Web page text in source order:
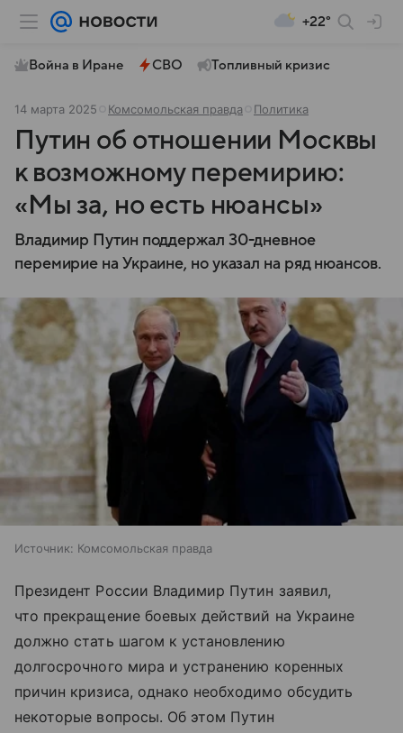
+22°
Война в Иране СВО Топливный кризис
14 марта 2025 Комсомольская правда Политика
Путин об отношении Москвы
к возможному перемирию:
«Мы за, но есть нюансы»
Владимир Путин поддержал 30-дневное
перемирие на Украине, но указал на ряд нюансов.
Источник: Комсомольская правда
Президент России Владимир Путин заявил,
что прекращение боевых действий на Украине
должно стать шагом к установлению
долгосрочного мира и устранению коренных
причин кризиса, однако необходимо обсудить
некоторые вопросы. Об этом Путин